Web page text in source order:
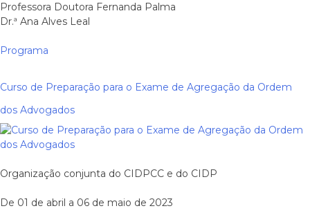
Professora Doutora Fernanda Palma
Dr.ª Ana Alves Leal
Programa
Curso de Preparação para o Exame de Agregação da Ordem
dos Advogados
Organização conjunta do CIDPCC e do CIDP
De 01 de abril a 06 de maio de 2023